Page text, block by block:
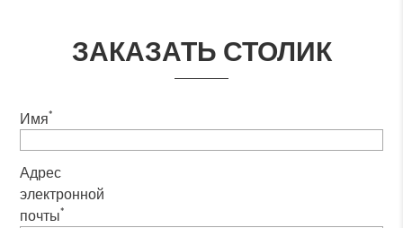
ЗАКАЗАТЬ СТОЛИК
Имя*
Адрес
электронной
почты*